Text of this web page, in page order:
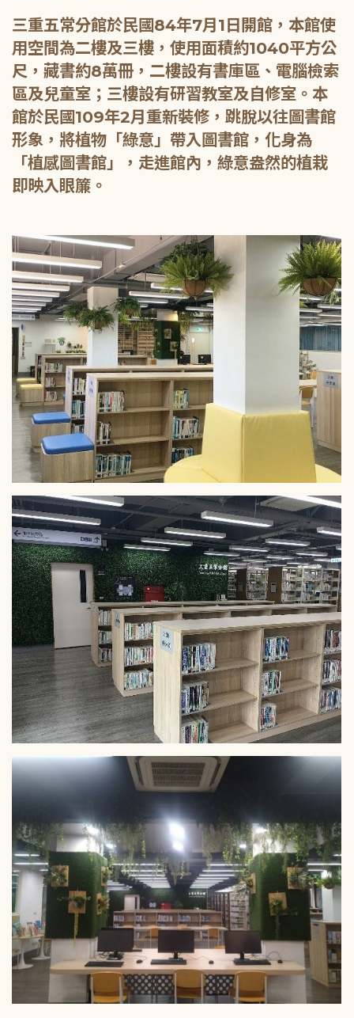
三重五常分館於民國84年7月1日開館，本館使
用空間為二樓及三樓，使用面積約1040平方公
尺，藏書約8萬冊，二樓設有書庫區、電腦檢索
區及兒童室；三樓設有研習教室及自修室。本
館於民國109年2月重新裝修，跳脫以往圖書館
形象，將植物「綠意」帶入圖書館，化身為
「植感圖書館」，走進館內，綠意盎然的植栽
即映入眼簾。